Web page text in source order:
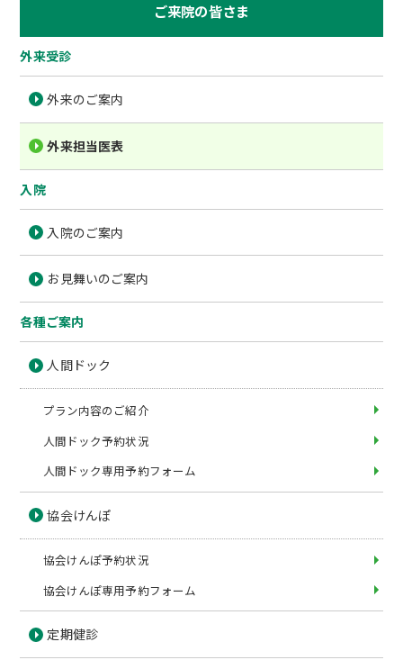
ご来院の皆さま
外来受診
外来のご案内
外来担当医表
入院
入院のご案内
お見舞いのご案内
各種ご案内
人間ドック
プラン内容のご紹介
人間ドック予約状況
人間ドック専用予約フォーム
協会けんぽ
協会けんぽ予約状況
協会けんぽ専用予約フォーム
定期健診